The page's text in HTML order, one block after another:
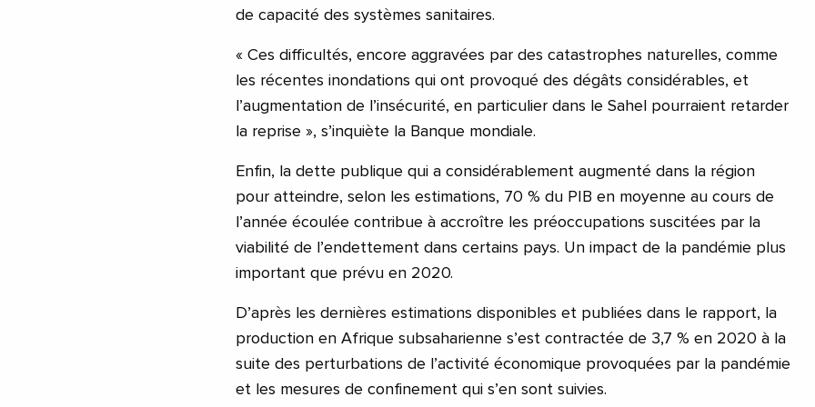
de capacité des systèmes sanitaires.
« Ces difficultés, encore aggravées par des catastrophes naturelles, comme
les récentes inondations qui ont provoqué des dégâts considérables, et
l’augmentation de l’insécurité, en particulier dans le Sahel pourraient retarder
la reprise », s’inquiète la Banque mondiale.
Enfin, la dette publique qui a considérablement augmenté dans la région
pour atteindre, selon les estimations, 70 % du PIB en moyenne au cours de
l’année écoulée contribue à accroître les préoccupations suscitées par la
viabilité de l’endettement dans certains pays. Un impact de la pandémie plus
important que prévu en 2020.
D’après les dernières estimations disponibles et publiées dans le rapport, la
production en Afrique subsaharienne s’est contractée de 3,7 % en 2020 à la
suite des perturbations de l’activité économique provoquées par la pandémie
et les mesures de confinement qui s’en sont suivies.